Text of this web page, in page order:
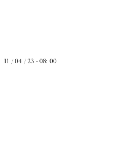
11 / 04 / 23 - 08: 00